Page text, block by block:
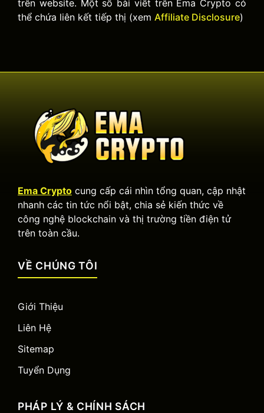
trên website. Một số bài viết trên Ema Crypto có
thể chứa liên kết tiếp thị (xem Affiliate Disclosure)
Ema Crypto cung cấp cái nhìn tổng quan, cập nhật
nhanh các tin tức nổi bật, chia sẻ kiến thức về
công nghệ blockchain và thị trường tiền điện tử
trên toàn cầu.
VỀ CHÚNG TÔI
Giới Thiệu
Liên Hệ
Sitemap
Tuyển Dụng
PHÁP LÝ & CHÍNH SÁCH